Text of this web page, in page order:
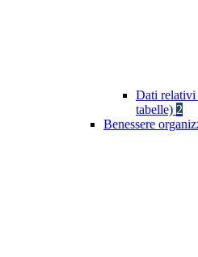
Dati relativi
tabelle) 2
Benessere